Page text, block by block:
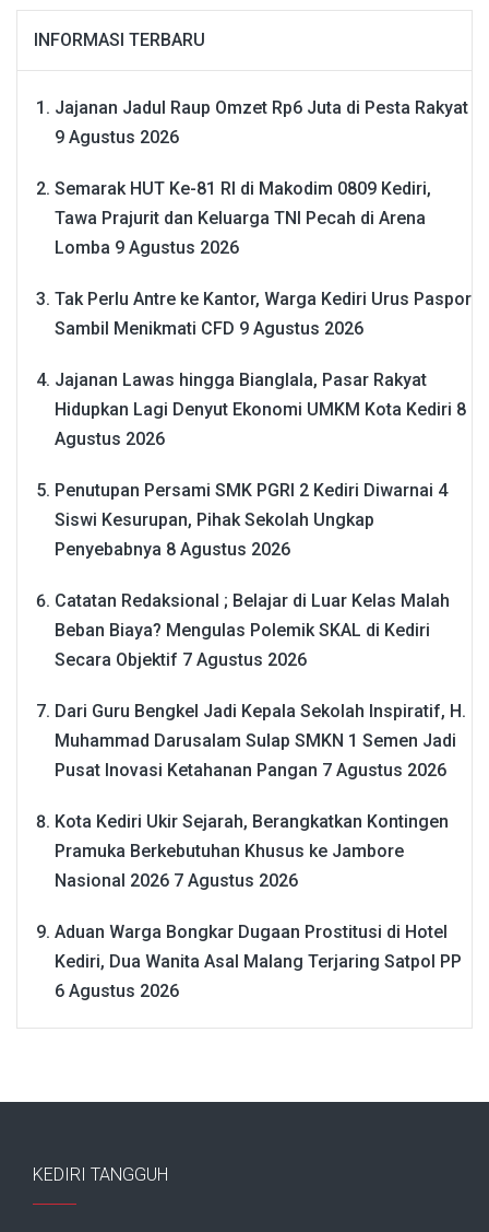
INFORMASI TERBARU
Jajanan Jadul Raup Omzet Rp6 Juta di Pesta Rakyat
9 Agustus 2026
Semarak HUT Ke-81 RI di Makodim 0809 Kediri,
Tawa Prajurit dan Keluarga TNI Pecah di Arena
Lomba 9 Agustus 2026
Tak Perlu Antre ke Kantor, Warga Kediri Urus Paspor
Sambil Menikmati CFD 9 Agustus 2026
Jajanan Lawas hingga Bianglala, Pasar Rakyat
Hidupkan Lagi Denyut Ekonomi UMKM Kota Kediri 8
Agustus 2026
Penutupan Persami SMK PGRI 2 Kediri Diwarnai 4
Siswi Kesurupan, Pihak Sekolah Ungkap
Penyebabnya 8 Agustus 2026
Catatan Redaksional ; Belajar di Luar Kelas Malah
Beban Biaya? Mengulas Polemik SKAL di Kediri
Secara Objektif 7 Agustus 2026
Dari Guru Bengkel Jadi Kepala Sekolah Inspiratif, H.
Muhammad Darusalam Sulap SMKN 1 Semen Jadi
Pusat Inovasi Ketahanan Pangan 7 Agustus 2026
Kota Kediri Ukir Sejarah, Berangkatkan Kontingen
Pramuka Berkebutuhan Khusus ke Jambore
Nasional 2026 7 Agustus 2026
Aduan Warga Bongkar Dugaan Prostitusi di Hotel
Kediri, Dua Wanita Asal Malang Terjaring Satpol PP
6 Agustus 2026
KEDIRI TANGGUH